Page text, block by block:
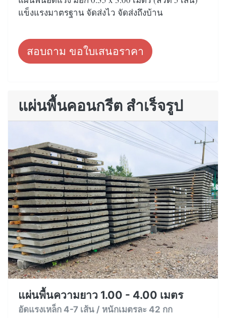
แข็งแรงมาตรฐาน จัดส่งไว จัดส่งถึงบ้าน
สอบถาม ขอใบเสนอราคา
แผ่นพื้นคอนกรีต สำเร็จรูป
แผ่นพื้นความยาว 1.00 - 4.00 เมตร
อัดแรงเหล็ก 4-7 เส้น / หนักเมตรละ 42 กก